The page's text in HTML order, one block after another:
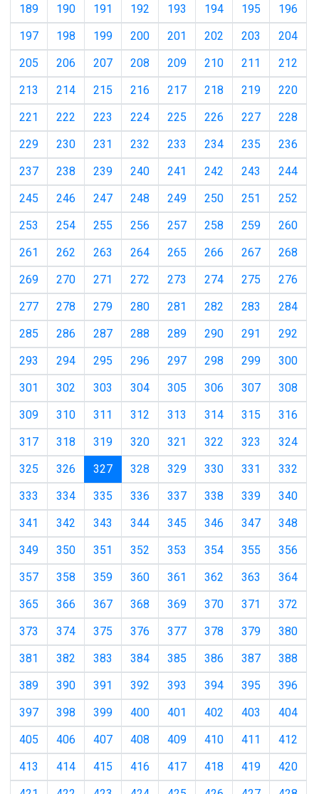
189
190 191 192 193 194 195
196
197
198 199 200 201 202 203
204
205
206 207 208 209 210 211
212
213
214 215 216 217 218 219
220
221
222 223 224 225 226 227
228
229
230 231 232 233 234 235
236
237
238 239 240 241 242 243
244
245
246 247 248 249 250 251
252
253
254 255 256 257 258 259
260
261
262 263 264 265 266 267
268
269
270 271 272 273 274 275
276
277
278 279 280 281 282 283
284
285
286 287 288 289 290 291
292
293
294 295 296 297 298 299
300
301
302 303 304 305 306 307
308
309
310 311 312 313 314 315
316
317
318 319 320 321 322 323
324
325
326 327(current)
328 329 330 331
332
333
334 335 336 337 338 339
340
341
342 343 344 345 346 347
348
349
350 351 352 353 354 355
356
357
358 359 360 361 362 363
364
365
366 367 368 369 370 371
372
373
374 375 376 377 378 379
380
381
382 383 384 385 386 387
388
389
390 391 392 393 394 395
396
397
398 399 400 401 402 403
404
405
406 407 408 409 410 411
412
413
414 415 416 417 418 419
420